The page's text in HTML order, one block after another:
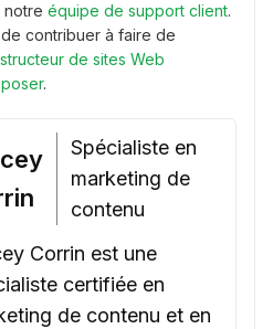
notre équipe de support client.
contribuer à faire de
de sites Web
.
Spécialiste en
marketing de
contenu
Corrin est une
certifiée en
de contenu et en